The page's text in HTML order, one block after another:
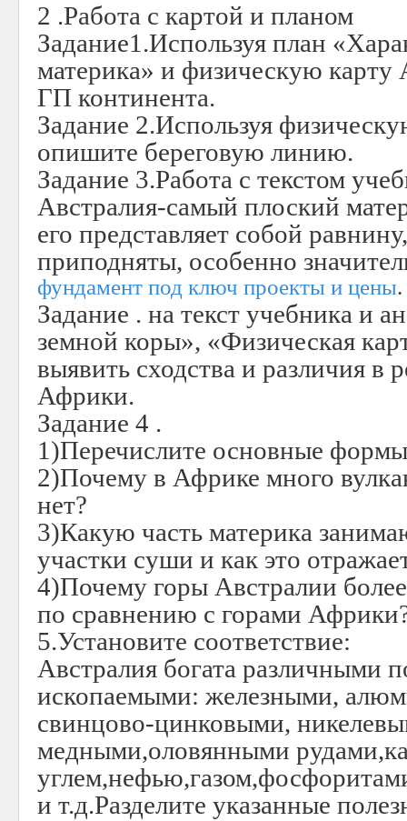
2 .Работа с картой и планом
Задание1.Используя план
материка» и физическую карту
ГП континента.
Задание 2.Используя
опишите береговую линию.
Задание 3.Работа с текстом
Австралия-самый плоский
его представляет собой
приподняты, особенно
фундамент под ключ проекты и цены.
Задание . на текст учебника и
земной коры», «Физическая
выявить сходства и различия в
Африки.
Задание 4 .
1)Перечислите основные
2)Почему в Африке много
нет?
3)Какую часть материка
участки суши и как это
4)Почему горы Австралии
по сравнению с горами
5.Установите соответствие:
Австралия богата различными
ископаемыми: железными,
свинцово-цинковыми,
медными,оловянными
и т.д.Разделите указанные